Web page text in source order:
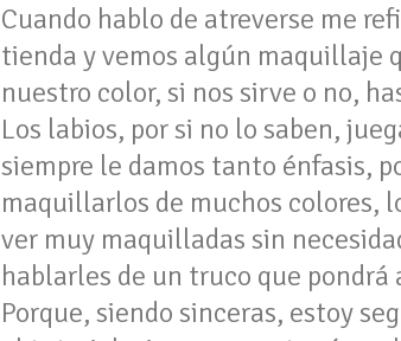
Cuando hablo de atreverse me
tienda y vemos algún maquillaje
nuestro color, si nos sirve o no,
Los labios, por si no lo saben,
siempre le damos tanto énfasis,
maquillarlos de muchos colores,
ver muy maquilladas sin
hablarles de un truco que pondrá
Porque, siendo sinceras, estoy